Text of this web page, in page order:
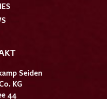
Seiden
KG
44